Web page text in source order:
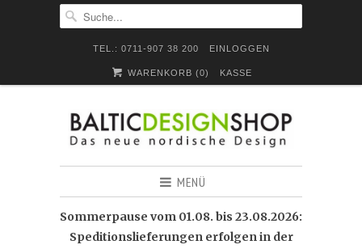
TEL.: 0711-907 38 200 EINLOGGEN
WARENKORB (0) KASSE
MENÜ
Sommerpause vom 01.08. bis 23.08.2026:
Speditionslieferungen erfolgen in der